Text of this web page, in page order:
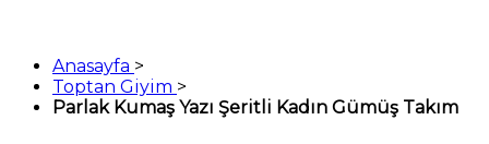
Anasayfa >
Toptan Giyim >
Parlak Kumaş Yazı Şeritli Kadın Gümüş Takım